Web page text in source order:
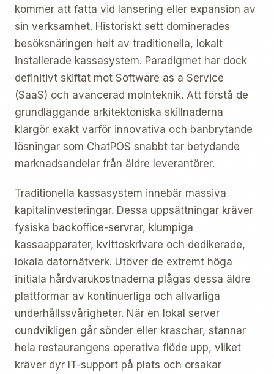
kommer att fatta vid lansering eller expansion av
sin verksamhet. Historiskt sett dominerades
besöksnäringen helt av traditionella, lokalt
installerade kassasystem. Paradigmet har dock
definitivt skiftat mot Software as a Service
(SaaS) och avancerad molnteknik. Att förstå de
grundläggande arkitektoniska skillnaderna
klargör exakt varför innovativa och banbrytande
lösningar som ChatPOS snabbt tar betydande
marknadsandelar från äldre leverantörer.
Traditionella kassasystem innebär massiva
kapitalinvesteringar. Dessa uppsättningar kräver
fysiska backoffice-servrar, klumpiga
kassaapparater, kvittoskrivare och dedikerade,
lokala datornätverk. Utöver de extremt höga
initiala hårdvarukostnaderna plågas dessa äldre
plattformar av kontinuerliga och allvarliga
underhållssvårigheter. När en lokal server
oundvikligen går sönder eller kraschar, stannar
hela restaurangens operativa flöde upp, vilket
kräver dyr IT-support på plats och orsakar